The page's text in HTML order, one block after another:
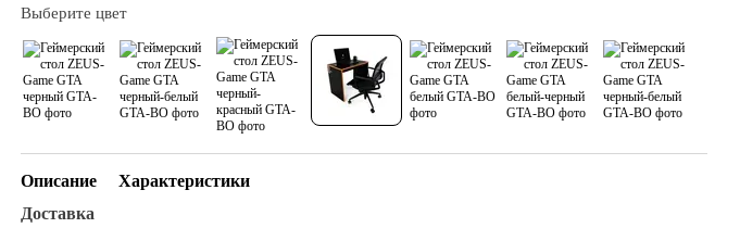
Выберите цвет
Описание
Характеристики
Доставка